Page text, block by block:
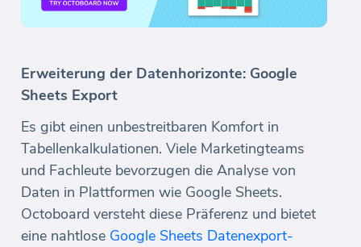
Erweiterung der Datenhorizonte: Google
Sheets Export
Es gibt einen unbestreitbaren Komfort in
Tabellenkalkulationen. Viele Marketingteams
und Fachleute bevorzugen die Analyse von
Daten in Plattformen wie Google Sheets.
Octoboard versteht diese Präferenz und bietet
eine nahtlose Google Sheets Datenexport-